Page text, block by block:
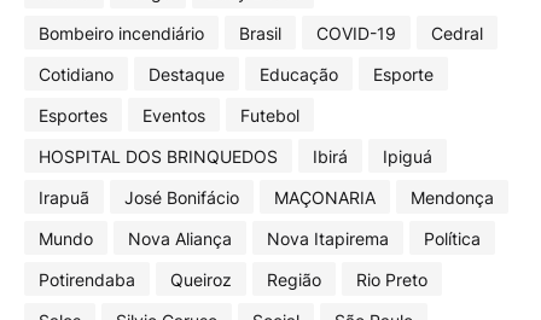
Bombeiro incendiário
Brasil COVID-19
Cedral
Cotidiano
Destaque Educação
Esporte
Esportes
Eventos
Futebol
HOSPITAL DOS BRINQUEDOS
Ibirá
Ipiguá
Irapuã
José Bonifácio MAÇONARIA
Mendonça
Mundo
Nova Aliança Nova Itapirema
Política
Potirendaba
Queiroz Região
Rio Preto